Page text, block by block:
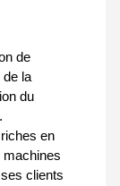
de
de la
du
en
machines
clients